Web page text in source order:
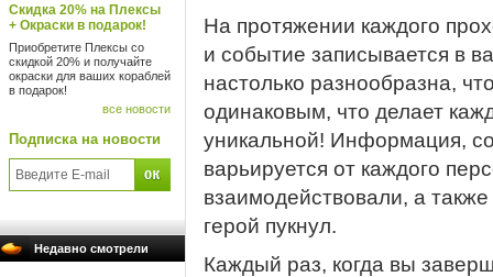
Скидка 20% на Плексы
+ Окраски в подарок!
Приобретите Плексы со
скидкой 20% и получайте
окраски для ваших кораблей
в подарок!
все новости
Подписка на новости
Недавно смотрели
На протяжении каждого
и событие записывается в
настолько разнообразна,
одинаковым, что делает
уникальной! Информация,
варьируется от каждого
взаимодействовали, а
герой пукнул.
Каждый раз, когда вы